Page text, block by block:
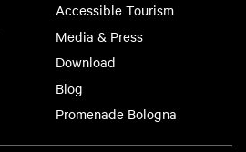
Accessible Tourism
Media & Press
Download
Blog
Promenade Bologna